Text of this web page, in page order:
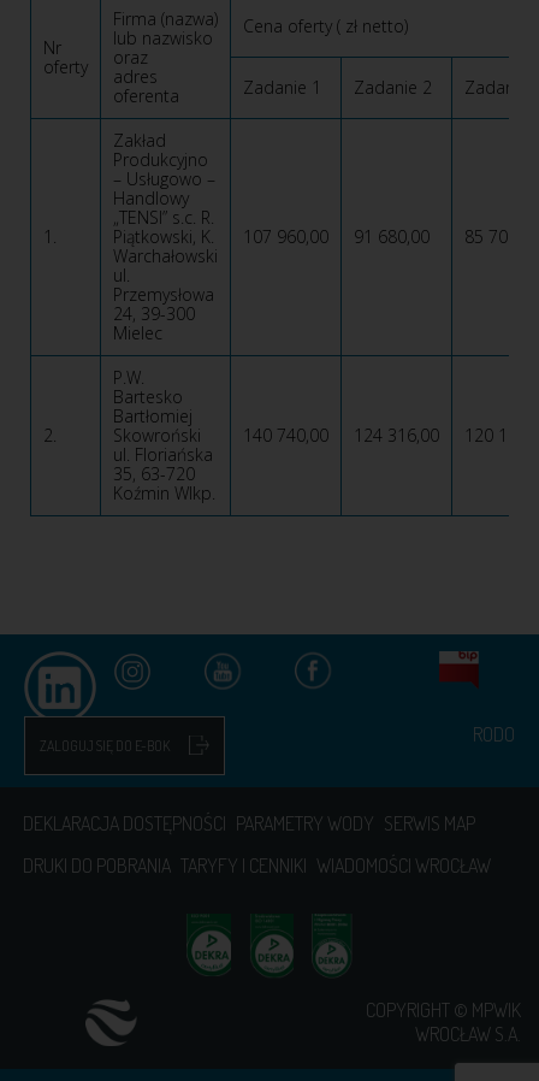
Nr
oferty
Firma (nazwa)
lub nazwisko
oraz
adres
oferenta
Cena oferty ( zł netto)
Zadanie 1 Zadanie 2 Zadanie
1.
Zakład
Produkcyjno
– Usługowo –
Handlowy
„TENSI” s.c. R.
Piątkowski, K.
Warchałowski
ul.
Przemysłowa
24, 39-300
Mielec
107 960,00 91 680,00 85 700,00
2.
P.W.
Bartesko
Bartłomiej
Skowroński
ul. Floriańska
35, 63-720
Koźmin Wlkp.
140 740,00 124 316,00 120
ZALOGUJ SIĘ DO E-BOK
DEKLARACJA DOSTĘPNOŚCI PARAMETRY WODY SERWIS MAP
DRUKI DO POBRANIA TARYFY I CENNIKI WIADOMOŚCI WROCŁAW
RODO
COPYRIGHT © MPWIK
WROCŁAW S.A.